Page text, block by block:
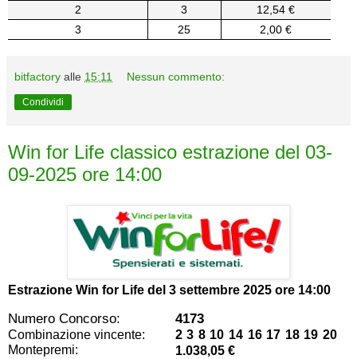
2
3
12,54 €
3
25 2,00 €
bitfactory alle 15:11 Nessun commento:
Condividi
Win for Life classico estrazione del 03-
09-2025 ore 14:00
Estrazione Win for Life del 3 settembre 2025 ore 14:00
Numero Concorso: 4173
Combinazione vincente:
2 3 8 10 14 16 17 18 19 20
Montepremi:
1.038,05 €